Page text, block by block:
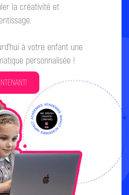
la créativité et
à votre enfant une
personnalisée !